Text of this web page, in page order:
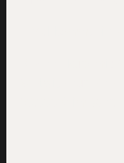
Mal kommt
Rechne kurz
Website nur
60.000 € im